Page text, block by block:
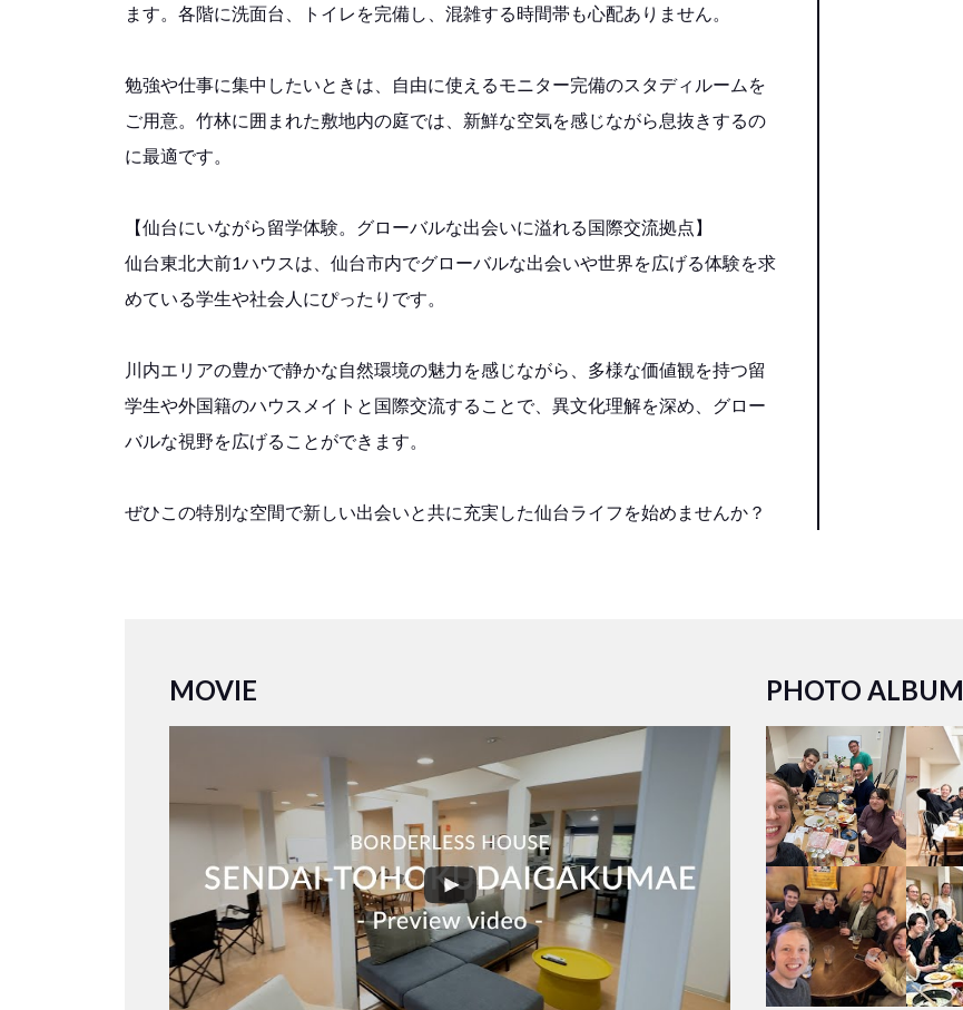
ます。各階に洗面台、トイレを完備し、混雑する時間帯も心配ありません。
勉強や仕事に集中したいときは、自由に使えるモニター完備のスタディルームを
ご用意。竹林に囲まれた敷地内の庭では、新鮮な空気を感じながら息抜きするの
に最適です。
【仙台にいながら留学体験。グローバルな出会いに溢れる国際交流拠点】
仙台東北大前1ハウスは、仙台市内でグローバルな出会いや世界を広げる体験を求
めている学生や社会人にぴったりです。
川内エリアの豊かで静かな自然環境の魅力を感じながら、多様な価値観を持つ留
学生や外国籍のハウスメイトと国際交流することで、異文化理解を深め、グロー
バルな視野を広げることができます。
ぜひこの特別な空間で新しい出会いと共に充実した仙台ライフを始めませんか？
MOVIE PHOTO ALBUM